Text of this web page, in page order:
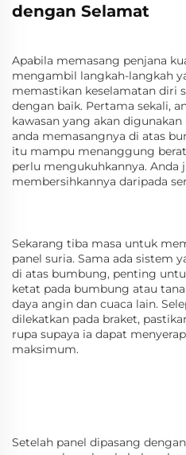
dengan Selamat
Apabila memasang penjana
mengambil langkah-langkah
memastikan keselamatan diri
dengan baik. Pertama sekali,
kawasan yang akan
anda memasangnya di atas
itu mampu menanggung
perlu mengukuhkannya. Anda
membersihkannya daripada
Sekarang tiba masa untuk
panel suria. Sama ada sistem
di atas bumbung, penting
ketat pada bumbung atau
daya angin dan cuaca lain.
dilekatkan pada braket,
rupa supaya ia dapat
maksimum.
Setelah panel dipasang